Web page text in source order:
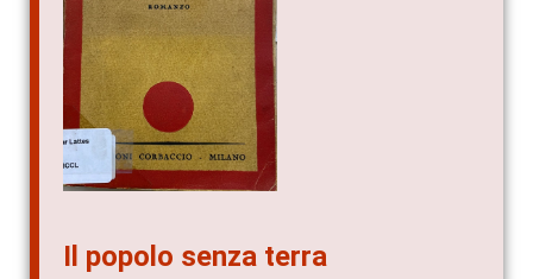
Il popolo senza terra